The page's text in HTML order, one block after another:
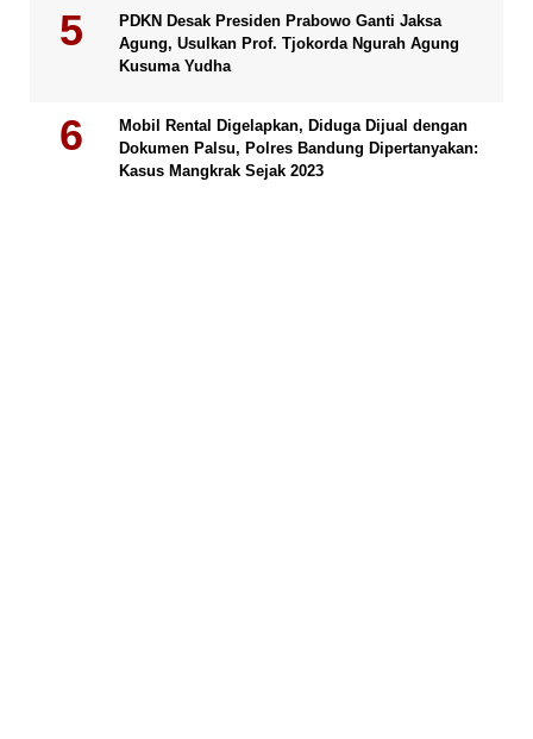
PDKN Desak Presiden Prabowo Ganti Jaksa
Agung, Usulkan Prof. Tjokorda Ngurah Agung
Kusuma Yudha
Mobil Rental Digelapkan, Diduga Dijual dengan
Dokumen Palsu, Polres Bandung Dipertanyakan:
Kasus Mangkrak Sejak 2023